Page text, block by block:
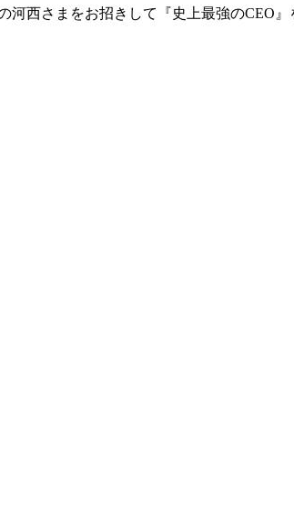
西さまをお招きして『史上最強のCEO』